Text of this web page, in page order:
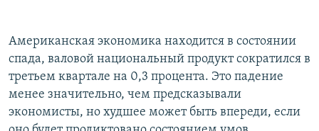
Американская экономика находится в состоянии
спада, валовой национальный продукт сократился в
третьем квартале на 0,3 процента. Это падение
менее значительно, чем предсказывали
экономисты, но худшее может быть впереди, если